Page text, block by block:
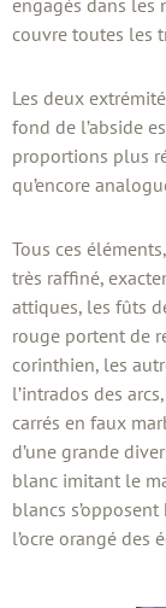
engagés dans
couvre toutes les
Les deux
fond de l’abside
proportions plus
qu’encore
Tous ces
très raffiné,
attiques, les fûts
rouge portent de
corinthien, les
l’intrados des
carrés en faux
d’une grande
blanc imitant le
blancs
l’ocre orangé des